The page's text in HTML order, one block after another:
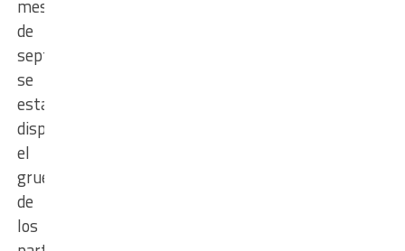
mes
de
septiembre
se
estará
disputando
el
grueso
de
los